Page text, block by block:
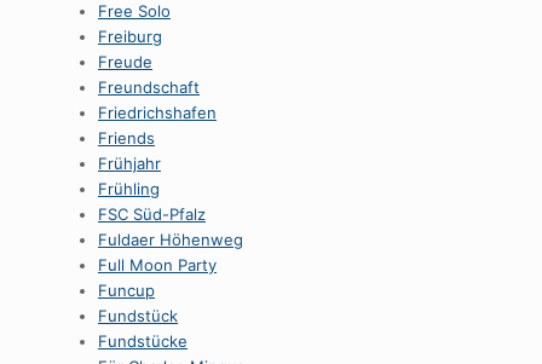
Free Solo
Freiburg
Freude
Freundschaft
Friedrichshafen
Friends
Frühjahr
Frühling
FSC Süd-Pfalz
Fuldaer Höhenweg
Full Moon Party
Funcup
Fundstück
Fundstücke